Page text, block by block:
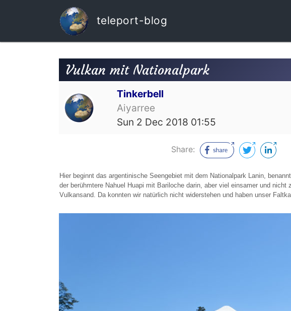
teleport-blog
Vulkan mit Nationalpark
Tinkerbell
Aiyarree
Sun 2 Dec 2018 01:55
Share:
Hier beginnt das argentinische Seengebiet mit dem Nationalpark Lanin,
der berühmtere Nahuel Huapi mit Bariloche darin, aber viel einsamer und
Vulkansand. Da konnten wir natürlich nicht widerstehen und haben unser